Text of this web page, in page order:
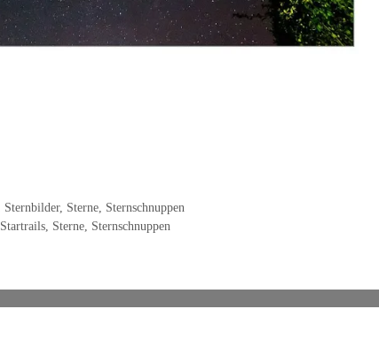
Sternbilder, Sterne, Sternschnuppen
Startrails, Sterne, Sternschnuppen